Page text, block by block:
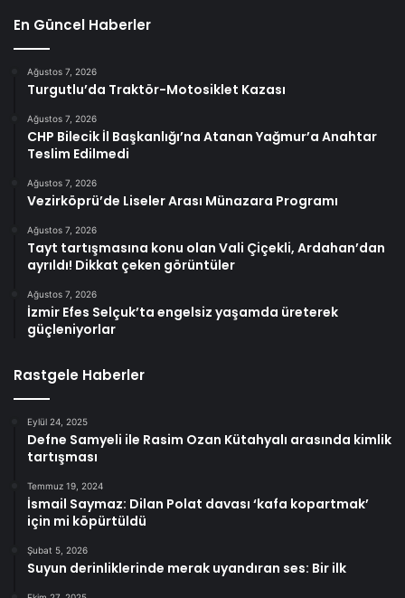
En Güncel Haberler
Ağustos 7, 2026
Turgutlu’da Traktör-Motosiklet Kazası
Ağustos 7, 2026
CHP Bilecik İl Başkanlığı’na Atanan Yağmur’a Anahtar
Teslim Edilmedi
Ağustos 7, 2026
Vezirköprü’de Liseler Arası Münazara Programı
Ağustos 7, 2026
Tayt tartışmasına konu olan Vali Çiçekli, Ardahan’dan
ayrıldı! Dikkat çeken görüntüler
Ağustos 7, 2026
İzmir Efes Selçuk’ta engelsiz yaşamda üreterek
güçleniyorlar
Rastgele Haberler
Eylül 24, 2025
Defne Samyeli ile Rasim Ozan Kütahyalı arasında kimlik
tartışması
Temmuz 19, 2024
İsmail Saymaz: Dilan Polat davası ‘kafa kopartmak’
için mi köpürtüldü
Şubat 5, 2026
Suyun derinliklerinde merak uyandıran ses: Bir ilk